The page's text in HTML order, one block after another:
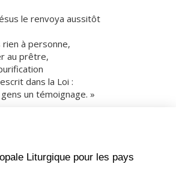
le renvoya aussitôt
à personne,
au prêtre,
dans la Loi :
un témoignage. »
proclamer et à répandre la
ne pouvait plus entrer ouvertement